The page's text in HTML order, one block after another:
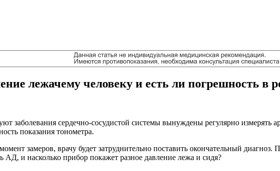
лежачему человеку и есть ли погрешность в
заболевания сердечно-сосудистой системы вынуждены регулярно измерять
показания тонометра.
замеров, врачу будет затруднительно поставить окончательный диагноз.
АД, и насколько прибор покажет разное давление лежа и сидя?